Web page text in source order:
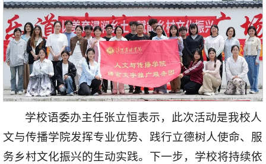
学校语委办主任张立恒表示，此次活动是我校人
文与传播学院发挥专业优势、践行立德树人使命、服
务乡村文化振兴的生动实践。下一步，学校将持续依